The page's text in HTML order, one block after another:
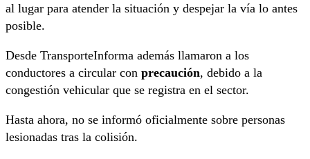
al lugar para atender la situación y despejar la vía lo antes
posible.
Desde TransporteInforma además llamaron a los
conductores a circular con precaución, debido a la
congestión vehicular que se registra en el sector.
Hasta ahora, no se informó oficialmente sobre personas
lesionadas tras la colisión.